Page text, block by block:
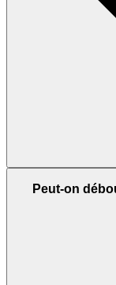
Peut-on